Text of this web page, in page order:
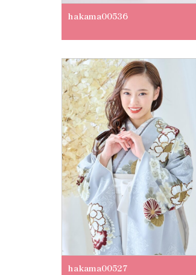
hakama00536
hakama00527